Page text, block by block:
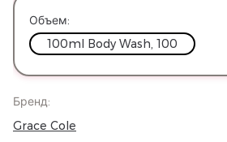
Бренд:
Grace Cole
Объем:
100ml Body Wash, 100